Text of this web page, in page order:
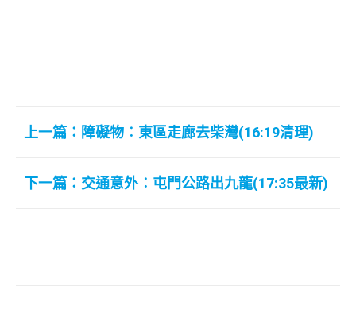
上一篇：障礙物︰東區走廊去柴灣(16:19清理)
下一篇：交通意外︰屯門公路出九龍(17:35最新)